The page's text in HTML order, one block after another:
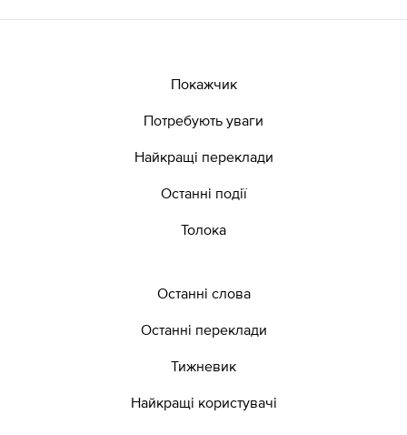
Покажчик
Потребують уваги
Найкращі переклади
Останні події
Толока
Останні слова
Останні переклади
Тижневик
Найкращі користувачі